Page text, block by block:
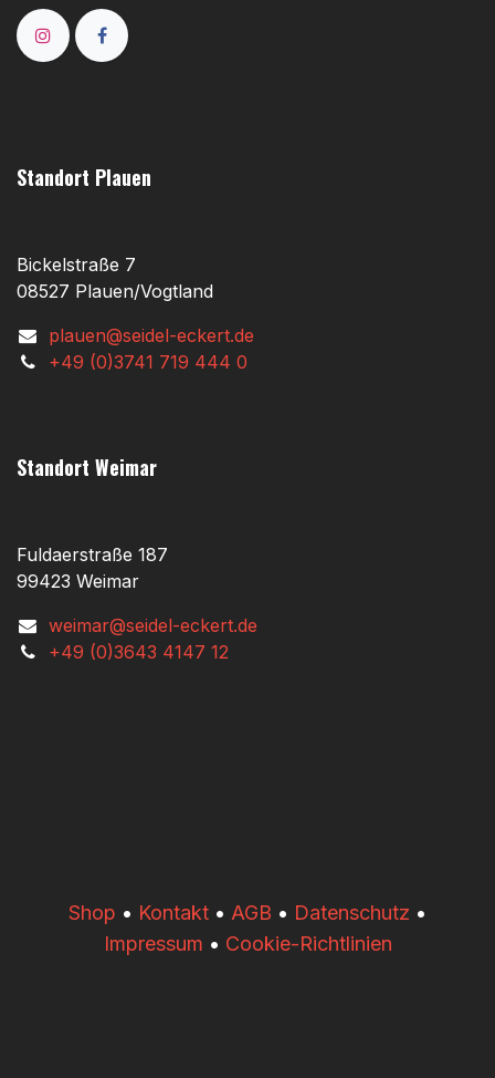
Standort Plauen
Bickelstraße 7
08527 Plauen/Vogtland
plauen@seidel-eckert.de
+49 (0)3741 719 444 0
Standort Weimar
Fuldaerstraße 187
99423 Weimar
weimar@seidel-eckert.de
+49 (0)3643 4147 12
​​Shop • Kontakt • AGB • Datenschutz •
Impressum • Cookie-Richtlinien